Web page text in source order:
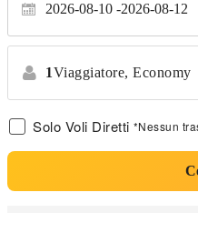
2026-08-10 2026-08-12
1Viaggiatore, Economy
Solo Voli Diretti *Nessun